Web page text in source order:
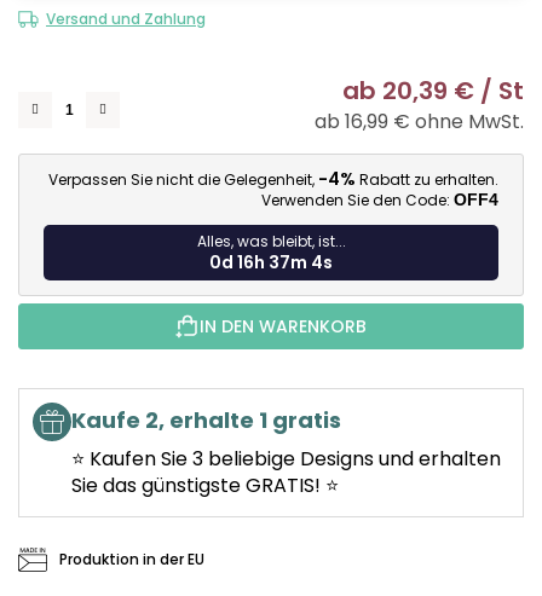
Versand und Zahlung
ab 20,39 € / St
ab 16,99 € ohne MwSt.
Verpassen Sie nicht die Gelegenheit, -4% Rabatt zu erhalten.
Verwenden Sie den Code: OFF4
Alles, was bleibt, ist...
0d 16h 37m 4s
IN DEN WARENKORB
Kaufe 2, erhalte 1 gratis
⭐ Kaufen Sie 3 beliebige Designs und erhalten
Sie das günstigste GRATIS! ⭐
Produktion in der EU